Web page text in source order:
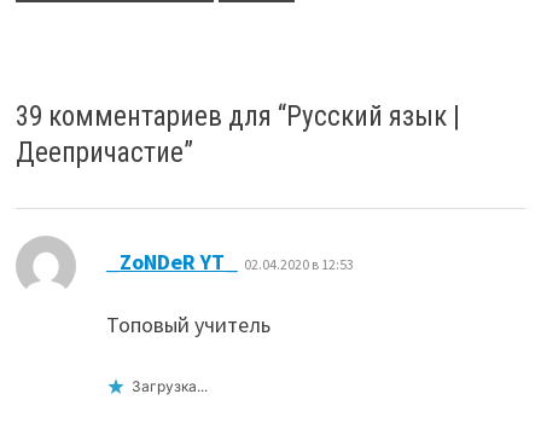
39 комментариев для “Русский язык |
Деепричастие”
_ZoNDeR YT_ 02.04.2020 в 12:53
Топовый учитель
Загрузка...